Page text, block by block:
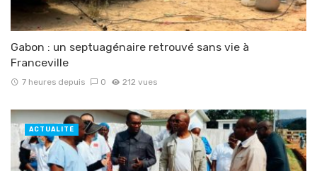
Gabon : un septuagénaire retrouvé sans vie à
Franceville
7 heures depuis 0 212 vues
ACTUALITÉ